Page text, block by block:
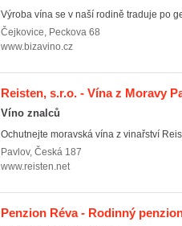
Výroba vína se v naší rodině traduje po
Čejkovice, Peckova 68
www.bizavino.cz
Reisten, s.r.o. - Vína z Moravy
Víno znalců
Ochutnejte moravská vína z vinařství
Pavlov, Česká 187
www.reisten.net
Penzion Réva - Rodinný